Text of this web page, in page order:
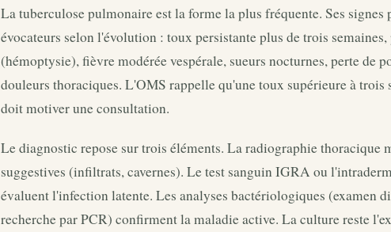
La tuberculose pulmonaire est la forme la plus fréquente. Ses signes
évocateurs selon l'évolution : toux persistante plus de trois semaines,
(hémoptysie), fièvre modérée vespérale, sueurs nocturnes, perte de
douleurs thoraciques. L'OMS rappelle qu'une toux supérieure à trois
doit motiver une consultation.
Le diagnostic repose sur trois éléments. La radiographie thoracique
suggestives (infiltrats, cavernes). Le test sanguin IGRA ou
évaluent l'infection latente. Les analyses bactériologiques (examen
recherche par PCR) confirment la maladie active. La culture reste